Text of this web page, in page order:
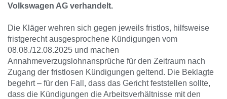
Volkswagen AG verhandelt.
Die Kläger wehren sich gegen jeweils fristlos, hilfsweise
fristgerecht ausgesprochene Kündigungen vom
08.08./12.08.2025 und machen
Annahmeverzugslohnansprüche für den Zeitraum nach
Zugang der fristlosen Kündigungen geltend. Die Beklagte
begehrt – für den Fall, dass das Gericht feststellen sollte,
dass die Kündigungen die Arbeitsverhältnisse mit den